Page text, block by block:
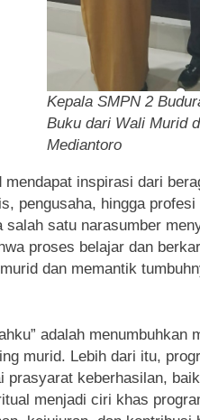
Kepala SMPN 2
Buku dari Wali Murid
Mediantoro
mendapat inspirasi dari
pengusaha, hingga
satu narasumber
proses belajar dan
dan memantik
adalah
murid. Lebih dari itu,
prasyarat keberhasilan,
menjadi ciri khas